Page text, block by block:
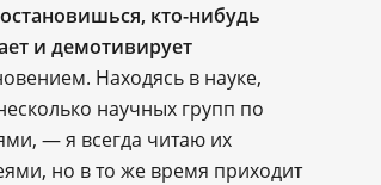
кто-нибудь
и демотивирует
Находясь в науке,
научных групп по
— я всегда читаю их
но в то же время приходит